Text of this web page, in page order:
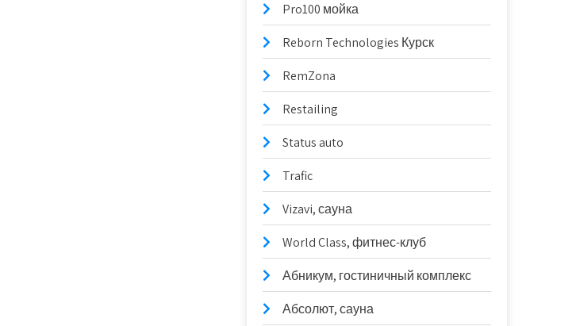
Pro100 мойка
Reborn Technologies Курск
RemZona
Restailing
Status auto
Trafic
Vizavi, сауна
World Class, фитнес-клуб
Абникум, гостиничный комплекс
Абсолют, сауна